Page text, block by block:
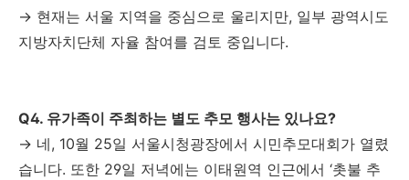
→ 현재는 서울 지역을 중심으로 울리지만, 일부 광역시도
지방자치단체 자율 참여를 검토 중입니다.
Q4. 유가족이 주최하는 별도 추모 행사는 있나요?
→ 네, 10월 25일 서울시청광장에서 시민추모대회가 열렸
습니다. 또한 29일 저녁에는 이태원역 인근에서 ‘촛불 추